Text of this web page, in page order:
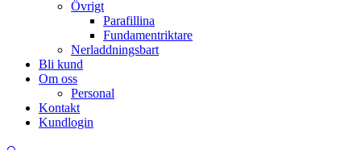
Övrigt
Parafillina
Fundamentriktare
Nerladdningsbart
Bli kund
Om oss
Personal
Kontakt
Kundlogin